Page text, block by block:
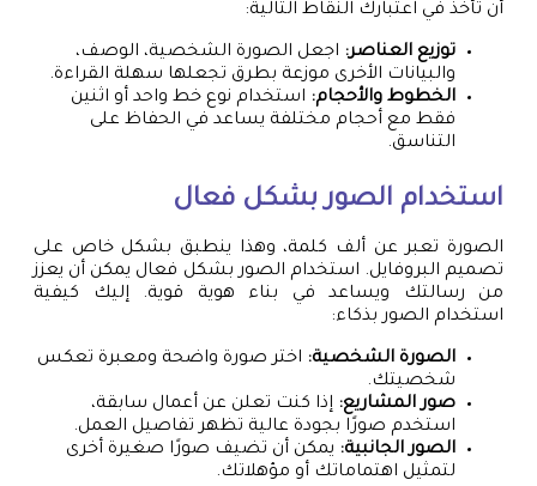
أن تأخذ في اعتبارك النقاط التالية:
توزيع العناصر: اجعل الصورة الشخصية، الوصف،
والبيانات الأخرى موزعة بطرق تجعلها سهلة القراءة.
الخطوط والأحجام: استخدام نوع خط واحد أو اثنين
فقط مع أحجام مختلفة يساعد في الحفاظ على
التناسق.
استخدام الصور بشكل فعال
الصورة تعبر عن ألف كلمة، وهذا ينطبق بشكل خاص على
تصميم البروفايل. استخدام الصور بشكل فعال يمكن أن يعزز
من رسالتك ويساعد في بناء هوية قوية. إليك كيفية
استخدام الصور بذكاء:
الصورة الشخصية: اختر صورة واضحة ومعبرة تعكس
شخصيتك.
صور المشاريع: إذا كنت تعلن عن أعمال سابقة،
استخدم صورًا بجودة عالية تظهر تفاصيل العمل.
الصور الجانبية: يمكن أن تضيف صورًا صغيرة أخرى
لتمثيل اهتماماتك أو مؤهلاتك.